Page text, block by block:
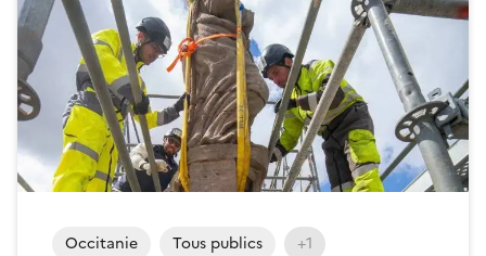
Occitanie Tous publics +1